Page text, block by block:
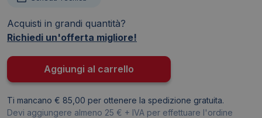
30x22,5x18,2
-
6
litri
-
Acquisti in grandi quantità?
Richiedi un'offerta migliore!
Aggiungi al carrello
Ti mancano € 85,00 per ottenere la spedizione gratuita.
Devi aggiungere almeno 25 € + IVA per effettuare l'ordine